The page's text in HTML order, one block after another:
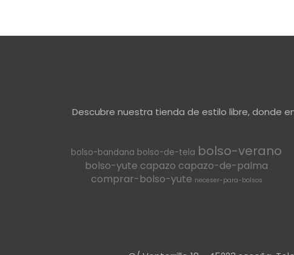
Descubre nuestra tienda de estilo libre, donde
bolso-bandana bolso-de-tela bolso-verano
bolso-yute capazo capazo-de-palma
comprar-bolso-yute neceser-para-bolsos